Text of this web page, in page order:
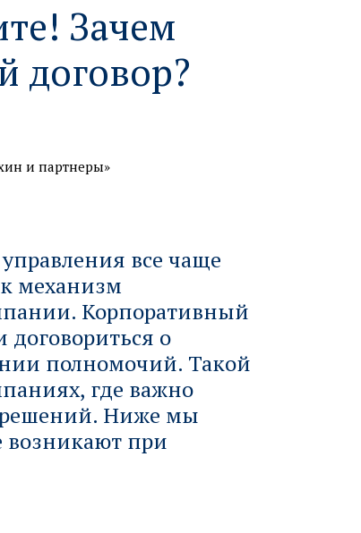
Зачем
договор?
и партнеры»
все чаще
механизм
Корпоративный
о
полномочий. Такой
где важно
решений. Ниже мы
возникают при